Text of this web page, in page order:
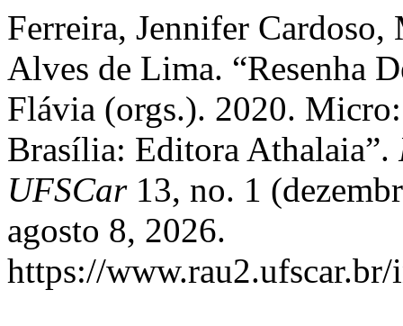
Ferreira, Jennifer Cardoso,
Alves de Lima. “Resenha
Flávia (orgs.). 2020.
Brasília: Editora Athalaia”.
UFSCar13, no. 1
agosto 8, 2026.
https://